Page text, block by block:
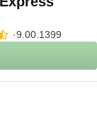
9.00.1399